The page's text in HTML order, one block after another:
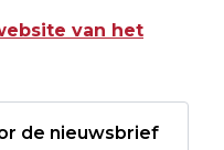
van het
de nieuwsbrief